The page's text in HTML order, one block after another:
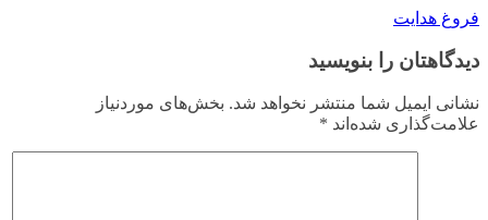
فروغ هدایت
دیدگاهتان را بنویسید
نشانی ایمیل شما منتشر نخواهد شد. بخش‌های موردنیاز
علامت‌گذاری شده‌اند *